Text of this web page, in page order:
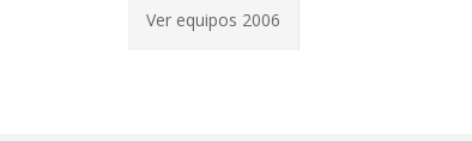
Ver equipos 2006